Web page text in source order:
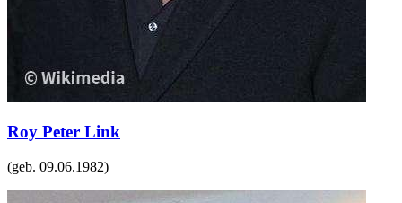
Roy Peter Link
(geb. 09.06.1982)